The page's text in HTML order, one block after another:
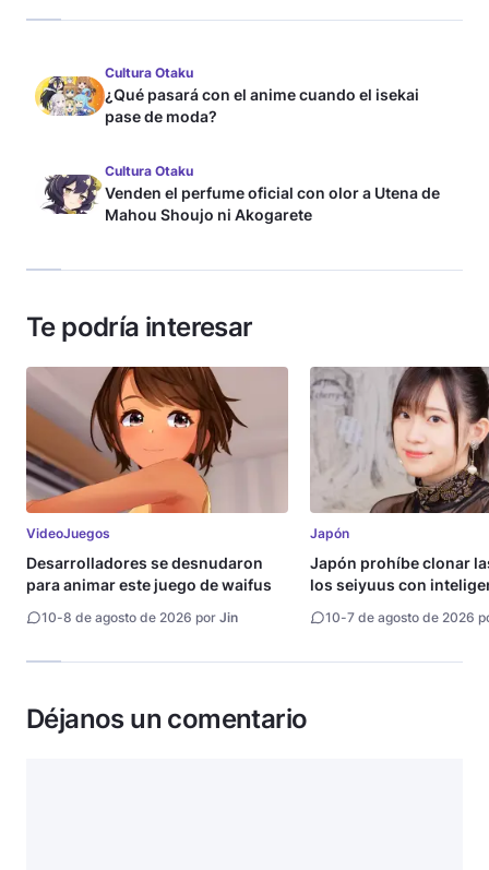
Cultura Otaku
¿Qué pasará con el anime cuando el isekai
pase de moda?
Cultura Otaku
Venden el perfume oficial con olor a Utena de
Mahou Shoujo ni Akogarete
Te podría interesar
VideoJuegos
Desarrolladores se desnudaron
para animar este juego de waifus
10-8 de agosto de 2026 por Jin
Japón
Japón prohíbe clonar
los seiyuus con
10-7 de agosto de 2026
Déjanos un comentario